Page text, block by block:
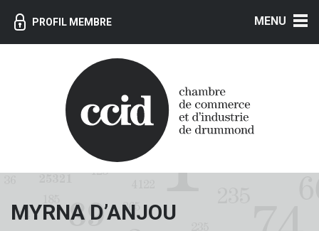
PROFIL MEMBRE
MYRNA D’ANJOU
MENU